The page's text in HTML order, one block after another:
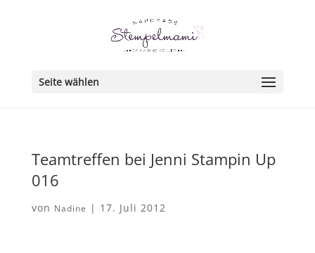
Seite wählen
Teamtreffen bei Jenni Stampin Up
016
von Nadine | 17. Juli 2012